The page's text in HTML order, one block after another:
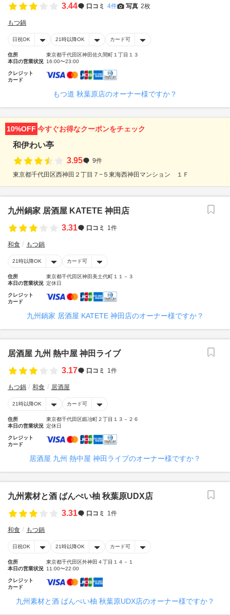
3.44 口コミ 4件 写真 2枚
もつ鍋
日祝OK 21時以降OK カード可
住所
東京都千代田区神田佐久間町１丁目１３
本日の営業状況 16:00〜23:00
クレジット
カード
もつ道 秋葉原店のオーナー様ですか？
10%OFF 今すぐお得なクーポンをチェック
和伊わい亭
3.95
9件
東京都千代田区西神田２丁目７−５東海西神田マンション １Ｆ
九州鍋家 居酒屋 KATETE 神田店
3.31
口コミ 1件
和食 もつ鍋
21時以降OK カード可
住所
東京都千代田区神田美土代町１１－３
本日の営業状況 定休日
クレジット
カード
九州鍋家 居酒屋 KATETE 神田店のオーナー様ですか？
居酒屋 九州 熱中屋 神田ライブ
3.17
口コミ 1件
もつ鍋 和食 居酒屋
21時以降OK カード可
住所
東京都千代田区鍛冶町２丁目１３－２６
本日の営業状況 定休日
クレジット
カード
居酒屋 九州 熱中屋 神田ライブのオーナー様ですか？
九州素材と酒 ばんぺい柚 秋葉原UDX店
3.31
口コミ 1件
和食 もつ鍋
日祝OK 21時以降OK カード可
住所
東京都千代田区外神田４丁目１４－１
本日の営業状況 11:00〜22:00
クレジット
カード
九州素材と酒 ばんぺい柚 秋葉原UDX店のオーナー様ですか？